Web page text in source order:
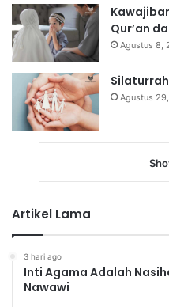
Qur’an
Agustus 8,
Agustus
Artikel Lama
3 hari ago
Inti Agama Adalah
Nawawi